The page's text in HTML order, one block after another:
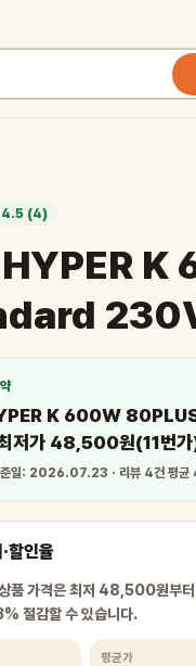
(4)
HYPER
K 600W
저가 48,500원(11번가
준일: 2026.07.23 · 리뷰 4건 평
할인율
품 가격은 최저 48,500원부
절감할 수 있습니다.
평균가